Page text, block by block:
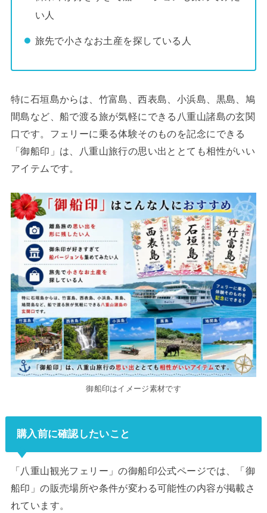
い人
旅先で小さなお土産を探している人
特に石垣島からは、竹富島、西表島、小浜島、黒島、鳩
間島など、船で渡る旅が気軽にできる八重山諸島の玄関
口です。フェリーに乗る体験そのものを記念にできる
「御船印」は、八重山旅行の思い出ととても相性がいい
アイテムです。
御船印はイメージ素材です
購入前に確認したいこと
「八重山観光フェリー」の御船印公式ページでは、「御
船印」の販売場所や条件が変わる可能性の内容が掲載さ
れています。